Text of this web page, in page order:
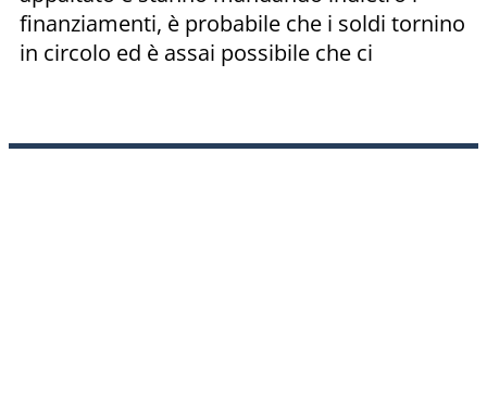
finanziamenti, è probabile che i soldi tornino
in circolo ed è assai possibile che ci